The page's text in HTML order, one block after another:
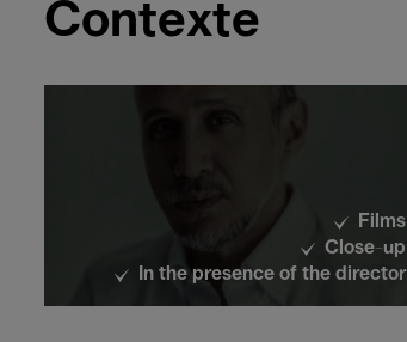
Contexte
Films
Close-up
In the presence of the director